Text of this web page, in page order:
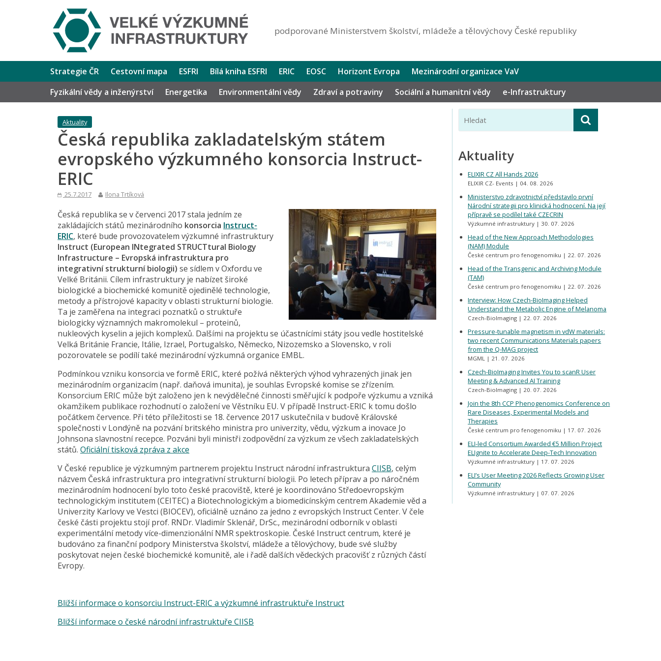
podporované Ministerstvem školství, mládeže a tělovýchovy České republiky
Strategie ČR Cestovní mapa ESFRI Bílá kniha ESFRI ERIC EOSC Horizont Evropa
Mezinárodní organizace VaV
Fyzikální vědy a inženýrství
Energetika Environmentální vědy Zdraví a potraviny Sociální a humanitní vědy e-Infrastruktury
Aktuality
Česká republika zakladatelským státem
evropského výzkumného konsorcia Instruct-
ERIC
25.7.2017 Ilona Trtíková
Česká republika se v červenci 2017 stala jedním ze
zakládajících států mezinárodního konsorcia Instruct-
ERIC, které bude provozovatelem výzkumné infrastruktury
Instruct (European INtegrated STRUCTtural Biology
Infrastructure – Evropská infrastruktura pro
integrativní strukturní biologii) se sídlem v Oxfordu ve
Velké Británii. Cílem infrastruktury je nabízet široké
biologické a biochemické komunitě ojedinělé technologie,
metody a přístrojové kapacity v oblasti strukturní biologie.
Ta je zaměřena na integraci poznatků o struktuře
biologicky významných makromolekul – proteinů,
nukleových kyselin a jejich komplexů. Dalšími na projektu se účastnícími státy jsou vedle hostitelské
Velká Británie Francie, Itálie, Izrael, Portugalsko, Německo, Nizozemsko a Slovensko, v roli
pozorovatele se podílí také mezinárodní výzkumná organice EMBL.
Podmínkou vzniku konsorcia ve formě ERIC, které požívá některých výhod vyhrazených jinak jen
mezinárodním organizacím (např. daňová imunita), je souhlas Evropské komise se zřízením.
Konsorcium ERIC může být založeno jen k nevýdělečné činnosti směřující k podpoře výzkumu a vzniká
okamžikem publikace rozhodnutí o založení ve Věstníku EU. V případě Instruct-ERIC k tomu došlo
počátkem července. Při této příležitosti se 18. července 2017 uskutečnila v budově Královské
společnosti v Londýně na pozvání britského ministra pro univerzity, vědu, výzkum a inovace Jo
Johnsona slavnostní recepce. Pozváni byli ministři zodpovědní za výzkum ze všech zakladatelských
států. Oficiální tisková zpráva z akce
V České republice je výzkumným partnerem projektu Instruct národní infrastruktura CIISB, celým
názvem Česká infrastruktura pro integrativní strukturní biologii. Po letech příprav a po náročném
mezinárodním hodnocení bylo toto české pracoviště, které je koordinováno Středoevropským
technologickým institutem (CEITEC) a Biotechnologickým a biomedicínským centrem Akademie věd a
Univerzity Karlovy ve Vestci (BIOCEV), oficiálně uznáno za jedno z evropských Instruct Center. V čele
české části projektu stojí prof. RNDr. Vladimír Sklenář, DrSc., mezinárodní odborník v oblasti
experimentální metody více-dimenzionální NMR spektroskopie. České Instruct centrum, které je
budováno za finanční podpory Ministerstva školství, mládeže a tělovýchovy, bude své služby
poskytovat nejen české biochemické komunitě, ale i řadě dalších vědeckých pracovišť z různých částí
Evropy.
Bližší informace o konsorciu Instruct-ERIC a výzkumné infrastruktuře Instruct
Bližší informace o české národní infrastruktuře CIISB
Aktuality
ELIXIR CZ All Hands 2026
ELIXIR CZ- Events 04. 08. 2026
Ministerstvo zdravotnictví představilo první
Národní strategii pro klinická hodnocení. Na její
přípravě se podílel také CZECRIN
Výzkumné infrastruktury 30. 07. 2026
Head of the New Approach Methodologies
(NAM) Module
České centrum pro fenogenomiku 22. 07. 2026
Head of the Transgenic and Archiving Module
(TAM)
České centrum pro fenogenomiku 22. 07. 2026
Interview: How Czech-BioImaging Helped
Understand the Metabolic Engine of Melanoma
Czech-BioImaging 22. 07. 2026
Pressure-tunable magnetism in vdW materials:
two recent Communications Materials papers
from the Q-MAG project
MGML 21. 07. 2026
Czech-BioImaging Invites You to scanR User
Meeting & Advanced AI Training
Czech-BioImaging 20. 07. 2026
Join the 8th CCP Phenogenomics Conference on
Rare Diseases, Experimental Models and
Therapies
České centrum pro fenogenomiku 17. 07. 2026
ELI-led Consortium Awarded €5 Million Project
ELIgnite to Accelerate Deep-Tech Innovation
Výzkumné infrastruktury 17. 07. 2026
ELI’s User Meeting 2026 Reflects Growing User
Community
Výzkumné infrastruktury 07. 07. 2026